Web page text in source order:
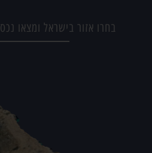
בחרו אזור בישראל ומצאו